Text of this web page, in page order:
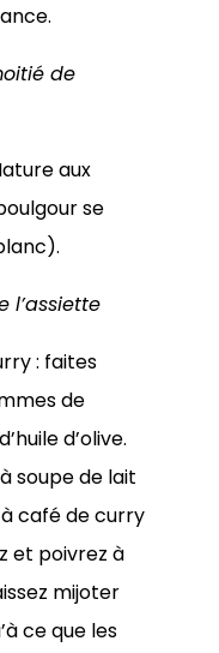
de
aux
se
l’assiette
: faites
de
d’olive.
soupe de lait
café de curry
et poivrez à
mijoter
ce que les